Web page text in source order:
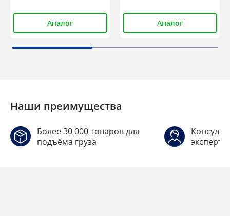
Аналог Аналог
Наши преимущества
Более 30 000 товаров для
подъёма груза